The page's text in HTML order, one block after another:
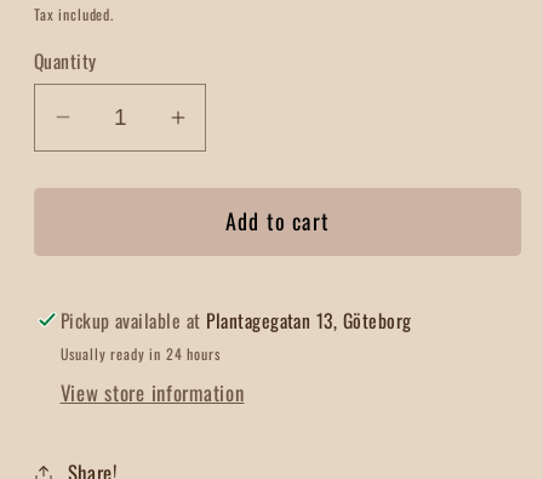
price
Tax included.
Quantity
Decrease
quantity
for
Amo
Increase
quantity
for
Amo
Add to cart
Pickup available at Plantagegatan 13, Göteborg
Usually ready in 24 hours
View store information
Share!